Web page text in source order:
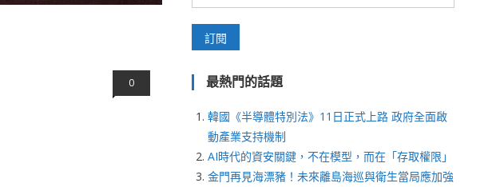
0 最熱門的話題
韓國《半導體特別法》11日正式上路 政府全面啟
動產業支持機制
AI時代的資安關鍵，不在模型，而在「存取權限」
金門再見海漂豬！未來離島海巡與衛生當局應加強